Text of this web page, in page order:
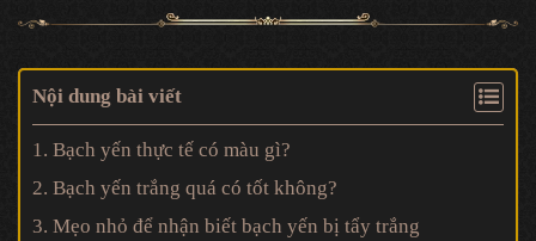
Nội dung bài viết
1. Bạch yến thực tế có màu gì?
2. Bạch yến trắng quá có tốt không?
3. Mẹo nhỏ để nhận biết bạch yến bị tẩy trắng